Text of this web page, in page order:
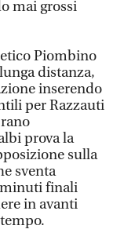
mai grossi
Piombino
distanza,
inserendo
per Razzauti
prova la
sulla
sventa
minuti finali
in avanti